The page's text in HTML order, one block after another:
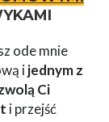
ode mnie
ijednym z
Ci
i przejść